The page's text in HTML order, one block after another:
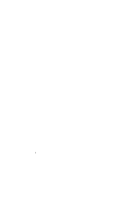
Preis
499,00 €